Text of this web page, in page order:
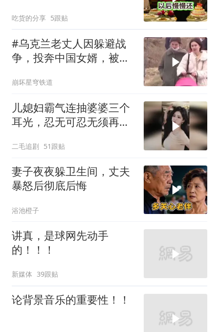
吃货的分享 5跟贴
#乌克兰老丈人因躲避战
争，投奔中国女婿，被眼
崩坏星穹铁道
儿媳妇霸气连抽婆婆三个
耳光，忍无可忍无须再
二毛追剧 51跟贴
妻子夜夜躲卫生间，丈夫
暴怒后彻底后悔
浴池橙子
讲真，是球网先动手
的！！！
新媒体 39跟贴
论背景音乐的重要性！！